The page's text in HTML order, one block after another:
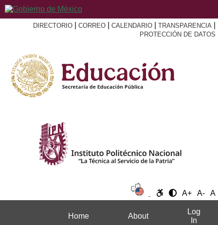
DIRECTORIO CORREO CALENDARIO TRANSPARENCIA
PROTECCIÓN DE DATOS
A+ A- A
Home About
Log
In